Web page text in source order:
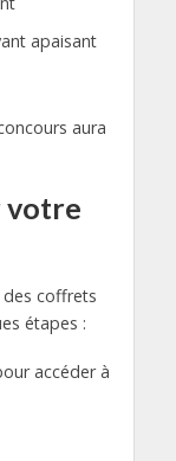
apaisant
aura
votre
des coffrets
étapes :
accéder à